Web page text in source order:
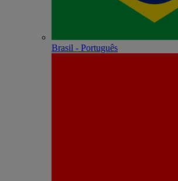
Brasil - Português